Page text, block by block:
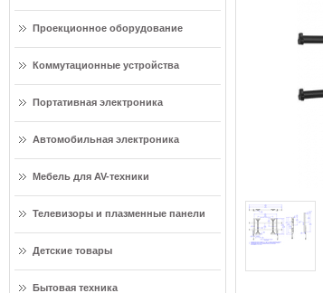
Проекционное оборудование
Коммутационные устройства
Портативная электроника
Автомобильная электроника
Мебель для AV-техники
Телевизоры и плазменные панели
Детские товары
Бытовая техника